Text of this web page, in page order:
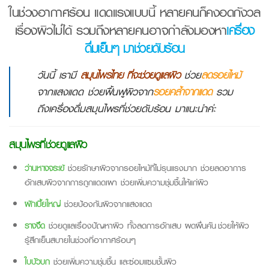
ในช่วงอากาศร้อน แดดแรงแบบนี้ หลายคนก็คงอดกังวล
เรื่องผิวไม่ได้ รวมถึงหลายคนอาจกำลังมองหาเครื่อง
ดื่มเย็นๆ มาช่วยดับร้อน
วันนี้ เรามีสมุนไพรไทย ที่จะช่วยดูแลผิวช่วยลดรอยไหม้
จากแสงแดด ช่วยฟื้นฟูผิวจากรอยคล้ำจากแดดรวม
ถึงเครื่องดื่มสมุนไพรที่ช่วยดับร้อน มาแนะนำค่ะ
สมุนไพรที่ช่วยดูแลผิว
ว่านหางจระเข้ช่วยรักษาผิวจากรอยไหม้ที่ไม่รุนแรงมาก ช่วยลดอาการ
อักเสบผิวจากการถูกแดดเผา ช่วยเพิ่มความชุ่มชื้นให้แก่ผิว
ผักเบี้ยใหญ่ ช่วยป้องกันผิวจากแสงแดด
รางจืด ช่วยดูแลเรื่องปัญหาผิว ทั้งลดการอักเสบ ผดผื่นคัน ช่วยให้ผิว
รู้สึกเย็นสบายในช่วงที่อากาศร้อนๆ
ใบบัวบก ช่วยเพิ่มความชุ่มชื้น และซ่อมแซมชั้นผิว